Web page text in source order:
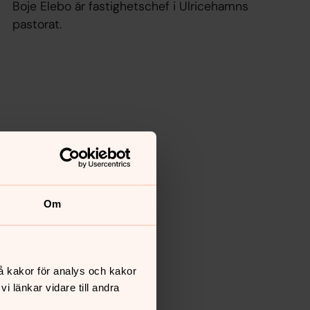
Om
kakor för analys och kakor
länkar vidare till andra
Boje Elebo är fastighetschef i Ulricehamns
pastorat.